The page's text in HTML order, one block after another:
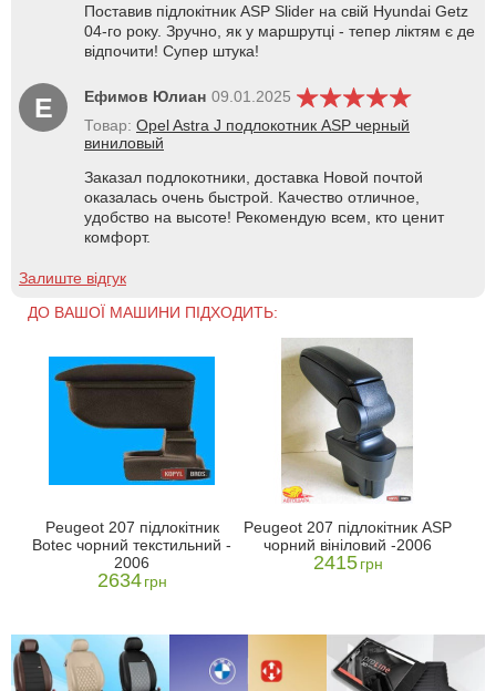
Поставив підлокітник ASP Slider на свій Hyundai Getz
04-го року. Зручно, як у маршрутці - тепер ліктям є де
відпочити! Супер штука!
Е Ефимов Юлиан 09.01.2025
Товар: Opel Astra J подлокотник ASP черный
виниловый
Заказал подлокотники, доставка Новой почтой
оказалась очень быстрой. Качество отличное,
удобство на высоте! Рекомендую всем, кто ценит
комфорт.
Залиште відгук
ДО ВАШОЇ МАШИНИ ПІДХОДИТЬ:
Peugeot 207 підлокітник
Botec чорний текстильний -
2006
2634 грн
Peugeot 207 підлокітник ASP
чорний вініловий -2006
2415 грн